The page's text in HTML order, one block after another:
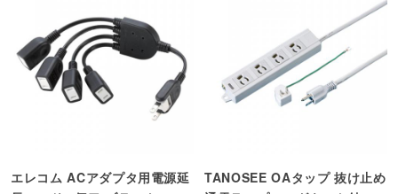
エレコム ACアダプタ用電源延
TANOSEE OAタップ 抜け止め